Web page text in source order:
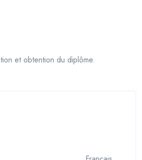
et obtention du diplôme.